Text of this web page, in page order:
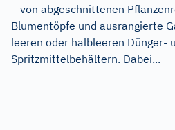
– von abgeschnittenen
Blumentöpfe und ausrangierte
leeren oder halbleeren Dünger-
Spritzmittelbehältern. Dabei...